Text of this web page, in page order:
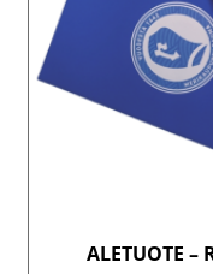
ALETUOTE